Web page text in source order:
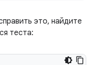
это, найдите
теста: